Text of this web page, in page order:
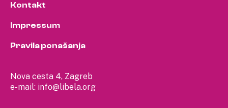
Nova cesta 4, Zagreb
e-mail: info@libela.org
Kontakt
Impressum
Pravila ponašanja